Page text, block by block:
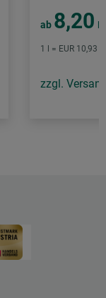
ab 8,20
1 l = EUR 10,93
zzgl.